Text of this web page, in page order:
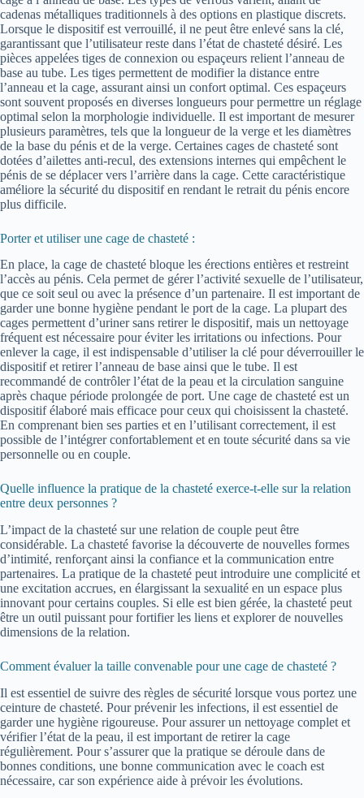
cadenas métalliques traditionnels à des options en plastique discrets.
Lorsque le dispositif est verrouillé, il ne peut être enlevé sans la clé,
garantissant que l’utilisateur reste dans l’état de chasteté désiré. Les
pièces appelées tiges de connexion ou espaçeurs relient l’anneau de
base au tube. Les tiges permettent de modifier la distance entre
l’anneau et la cage, assurant ainsi un confort optimal. Ces espaçeurs
sont souvent proposés en diverses longueurs pour permettre un réglage
optimal selon la morphologie individuelle. Il est important de mesurer
plusieurs paramètres, tels que la longueur de la verge et les diamètres
de la base du pénis et de la verge. Certaines cages de chasteté sont
dotées d’ailettes anti-recul, des extensions internes qui empêchent le
pénis de se déplacer vers l’arrière dans la cage. Cette caractéristique
améliore la sécurité du dispositif en rendant le retrait du pénis encore
plus difficile.
Porter et utiliser une cage de chasteté :
En place, la cage de chasteté bloque les érections entières et restreint
l’accès au pénis. Cela permet de gérer l’activité sexuelle de l’utilisateur,
que ce soit seul ou avec la présence d’un partenaire. Il est important de
garder une bonne hygiène pendant le port de la cage. La plupart des
cages permettent d’uriner sans retirer le dispositif, mais un nettoyage
fréquent est nécessaire pour éviter les irritations ou infections. Pour
enlever la cage, il est indispensable d’utiliser la clé pour déverrouiller le
dispositif et retirer l’anneau de base ainsi que le tube. Il est
recommandé de contrôler l’état de la peau et la circulation sanguine
après chaque période prolongée de port. Une cage de chasteté est un
dispositif élaboré mais efficace pour ceux qui choisissent la chasteté.
En comprenant bien ses parties et en l’utilisant correctement, il est
possible de l’intégrer confortablement et en toute sécurité dans sa vie
personnelle ou en couple.
Quelle influence la pratique de la chasteté exerce-t-elle sur la relation
entre deux personnes ?
L’impact de la chasteté sur une relation de couple peut être
considérable. La chasteté favorise la découverte de nouvelles formes
d’intimité, renforçant ainsi la confiance et la communication entre
partenaires. La pratique de la chasteté peut introduire une complicité et
une excitation accrues, en élargissant la sexualité en un espace plus
innovant pour certains couples. Si elle est bien gérée, la chasteté peut
être un outil puissant pour fortifier les liens et explorer de nouvelles
dimensions de la relation.
Comment évaluer la taille convenable pour une cage de chasteté ?
Il est essentiel de suivre des règles de sécurité lorsque vous portez une
ceinture de chasteté. Pour prévenir les infections, il est essentiel de
garder une hygiène rigoureuse. Pour assurer un nettoyage complet et
vérifier l’état de la peau, il est important de retirer la cage
régulièrement. Pour s’assurer que la pratique se déroule dans de
bonnes conditions, une bonne communication avec le coach est
nécessaire, car son expérience aide à prévoir les évolutions.